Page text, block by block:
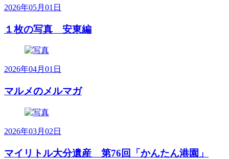
2026年05月01日
１枚の写真 安東編
2026年04月01日
マルメのメルマガ
2026年03月02日
マイリトル大分遺産 第76回「かんたん港園」